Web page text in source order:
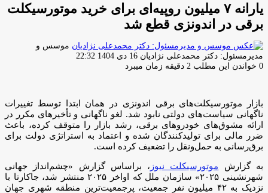
یارانه ۷ میلیون روپیه‌ای برای خرید موتورسیکلت
برقی در اندونزی قطع شد
موسس و
مدیرمسئول: دکتر محمدعلی نژادیان ارسال
ایمیل
16 دی 1404 22:32
0 خواندن این مطلب 2 دقیقه زمان میبرد
بازار موتورسیکلت‌های برقی اندونزی در همان ابتدا توسط تغییرات
ناگهانی سیاست‌های دولتی نابود شد. لغو ناگهانی و تأخیرهای مکرر در
ارائه مشوق‌های خودروهای برقی، رشد بازار را متوقف کرده، باعث
ضرر مالی برای تولیدکنندگان شده و اعتماد به استراتژی دولت برای
برق‌رسانی به حمل‌ونقل را تضعیف کرده است.
به گزارش موتورسیکلت نیوز ، براساس گزارش «چشم‌انداز جهانی
شهرنشینی ۲۰۲۵» سازمان ملل که اواخر ۲۰۲۵ منتشر شد، جاکارتا با
نزدیک به ۴۲ میلیون نفر جمعیت، پرجمعیت‌ترین منطقه شهری جهان